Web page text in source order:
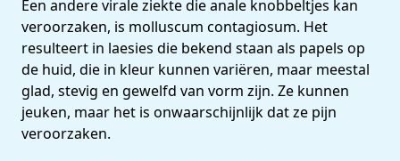
Een andere virale ziekte die anale knobbeltjes kan
veroorzaken, is molluscum contagiosum. Het
resulteert in laesies die bekend staan als papels op
de huid, die in kleur kunnen variëren, maar meestal
glad, stevig en gewelfd van vorm zijn. Ze kunnen
jeuken, maar het is onwaarschijnlijk dat ze pijn
veroorzaken.